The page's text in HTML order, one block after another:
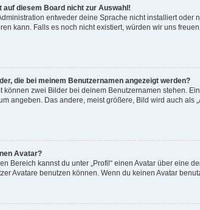
auf diesem Board nicht zur Auswahl!
entweder deine Sprache nicht installiert
kann. Falls es noch nicht existiert, würden wir uns
die bei meinem Benutzernamen angezeigt werden?
können zwei Bilder bei deinem Benutzernamen stehen.
angeben. Das andere, meist größere, Bild wird auch
Avatar?
Bereich kannst du unter „Profil“ einen Avatar über eine
Avatare benutzen können. Wenn du keinen Avatar